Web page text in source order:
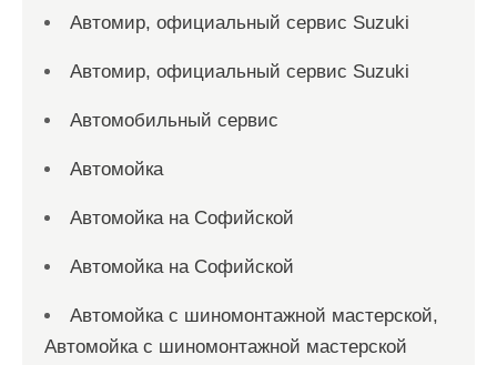
Автомир, официальный сервис Suzuki
Автомир, официальный сервис Suzuki
Автомобильный сервис
Автомойка
Автомойка на Софийской
Автомойка на Софийской
Автомойка с шиномонтажной мастерской,
Автомойка с шиномонтажной мастерской